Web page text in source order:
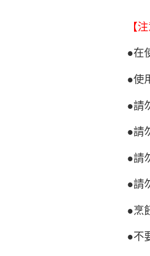
【
●在
●使
●請
●請
●請
●請
●烹
●不